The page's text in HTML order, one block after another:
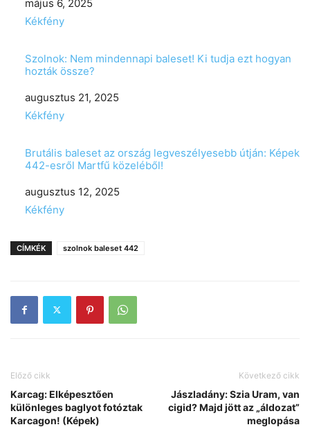
Date
május 6, 2025
In relation to
Kékfény
Szolnok: Nem mindennapi baleset! Ki tudja ezt hogyan
hozták össze?
Date
augusztus 21, 2025
In relation to
Kékfény
Brutális baleset az ország legveszélyesebb útján: Képek
442-esről Martfű közeléből!
Date
augusztus 12, 2025
In relation to
Kékfény
CÍMKÉK szolnok baleset 442
Előző cikk
Karcag: Elképesztően
különleges baglyot fotóztak
Karcagon! (Képek)
Következő cikk
Jászladány: Szia Uram, van
cigid? Majd jött az „áldozat”
meglopása